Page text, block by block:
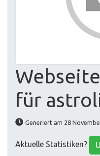
für
Generiert am 28
Aktuelle Statistiken?